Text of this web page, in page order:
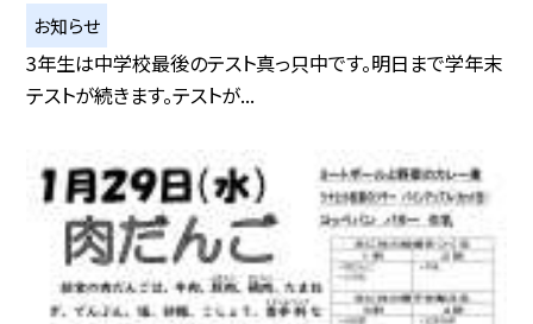
お知らせ
3年生は中学校最後のテスト真っ只中です。明日まで学年末
テストが続きます。テストが...